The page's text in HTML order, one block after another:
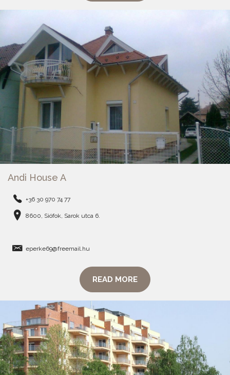
Andi House A
+36 30 970 74 77
8600, Siófok, Sarok utca 6.
eperke69@freemail.hu
READ MORE